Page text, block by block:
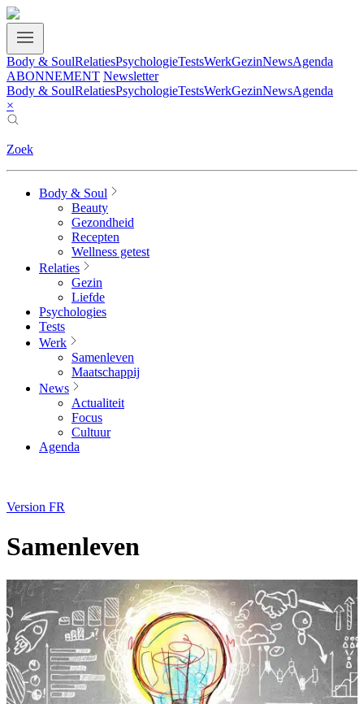
Body & SoulRelatiesPsychologieTestsWerkGezinNewsAgenda
ABONNEMENT Newsletter
Body & SoulRelatiesPsychologieTestsWerkGezinNewsAgenda
×
Zoek
Body & Soul
Beauty
Gezondheid
Recepten
Wellness getest
Relaties
Gezin
Liefde
Psychologies
Tests
Werk
Samenleven
Maatschappij
News
Actualiteit
Focus
Cultuur
Agenda
Version FR
Samenleven